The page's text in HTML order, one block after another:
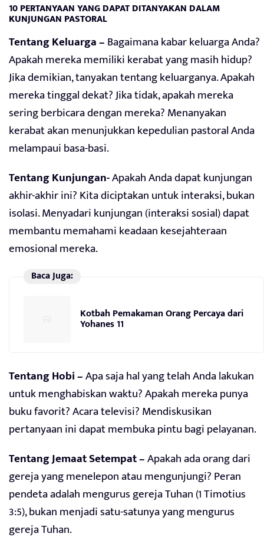
10 PERTANYAAN YANG DAPAT DITANYAKAN DALAM
KUNJUNGAN PASTORAL
Tentang Keluarga –Bagaimana kabar keluarga Anda?
Apakah mereka memiliki kerabat yang masih hidup?
Jika demikian, tanyakan tentang keluarganya. Apakah
mereka tinggal dekat? Jika tidak, apakah mereka
sering berbicara dengan mereka? Menanyakan
kerabat akan menunjukkan kepedulian pastoral Anda
melampaui basa-basi.
Tentang Kunjungan-Apakah Anda dapat kunjungan
akhir-akhir ini? Kita diciptakan untuk interaksi, bukan
isolasi. Menyadari kunjungan (interaksi sosial) dapat
membantu memahami keadaan kesejahteraan
emosional mereka.
Baca Juga:
Kotbah Pemakaman Orang Percaya dari
Yohanes 11
Tentang Hobi –Apa saja hal yang telah Anda lakukan
untuk menghabiskan waktu? Apakah mereka punya
buku favorit? Acara televisi? Mendiskusikan
pertanyaan ini dapat membuka pintu bagi pelayanan.
Tentang Jemaat Setempat –Apakah ada orang dari
gereja yang menelepon atau mengunjungi? Peran
pendeta adalah mengurus gereja Tuhan (1 Timotius
3:5), bukan menjadi satu-satunya yang mengurus
gereja Tuhan.